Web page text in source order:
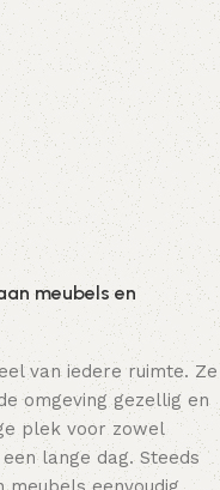
meubels en
van iedere ruimte. Ze
omgeving gezellig en
plek voor zowel
lange dag. Steeds